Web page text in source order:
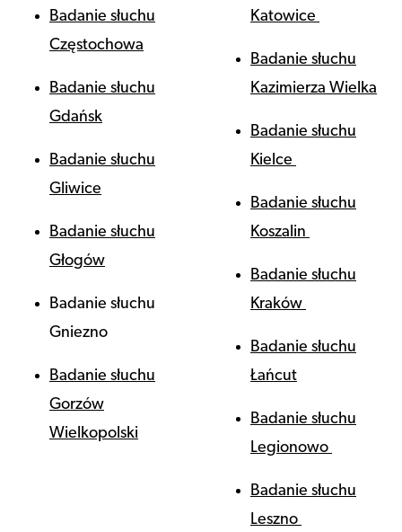
Badanie słuchu
Częstochowa
Badanie słuchu
Gdańsk
Badanie słuchu
Gliwice
Badanie słuchu
Głogów
Badanie słuchu
Gniezno
Badanie słuchu
Gorzów
Wielkopolski
Katowice
Badanie słuchu
Kazimierza Wielka
Badanie słuchu
Kielce
Badanie słuchu
Koszalin
Badanie słuchu
Kraków
Badanie słuchu
Łańcut
Badanie słuchu
Legionowo
Badanie słuchu
Leszno